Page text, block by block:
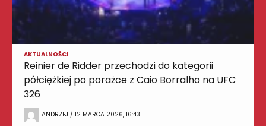
AKTUALNOŚCI
Reinier de Ridder przechodzi do kategorii
półciężkiej po porażce z Caio Borralho na UFC
326
ANDRZEJ / 12 MARCA 2026, 16:43